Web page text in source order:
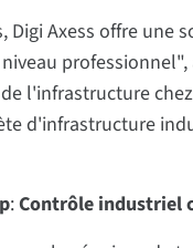
Digi Axess offre
l'infrastructure
d'infrastructure
:Contrôle industriel